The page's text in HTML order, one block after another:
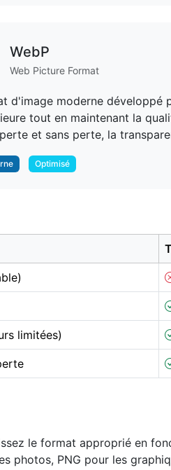
WebP
Web Picture Format
d'image moderne développé
tout en maintenant la
et sans perte, la
Optimisé
limitées)
le format approprié en
photos, PNG pour les